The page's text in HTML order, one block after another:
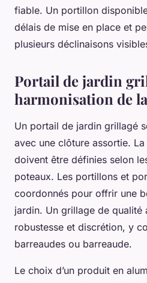
fiable. Un portillon
délais de mise en place et
plusieurs déclinaisons
Portail de jardin
harmonisation de
Un portail de jardin grillagé
avec une clôture assortie.
doivent être définies selon
poteaux. Les portillons et
coordonnés pour offrir une
jardin. Un grillage de qualité
robustesse et discrétion, y
barreaudes ou barreaude.
Le choix d’un produit en